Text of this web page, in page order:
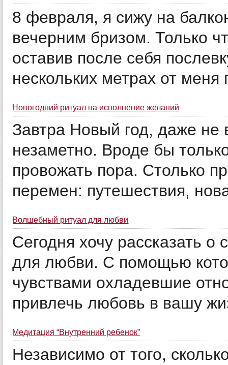
8 февраля, я сижу на
вечерним бризом. Только
оставив после себя
нескольких метрах от
Новогодний ритуал на исполнение желаний
Завтра Новый год, даже не
незаметно. Вроде бы
провожать пора. Столько
перемен: путешествия,
Волшебный ритуал для любви
Сегодня хочу рассказать
для любви. С помощью
чувствами охладевшие
привлечь любовь в вашу
Медитация “Внутренний ребенок”
Независимо от того,